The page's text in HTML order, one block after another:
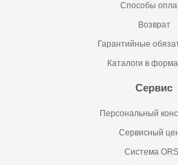
Способы
Возврат
Гарантийные
Каталоги в
Сервис
Персональный
Сервисный
Система